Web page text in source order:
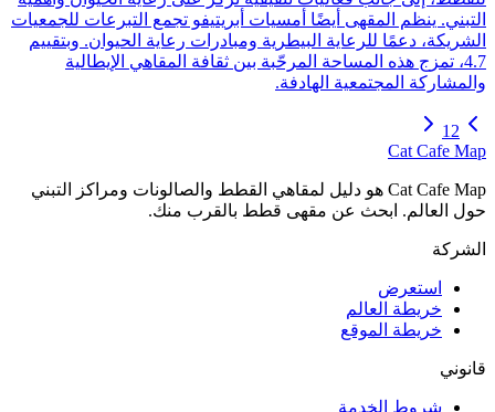
التبني. ينظم المقهى أيضًا أمسيات أبريتيفو تجمع التبرعات للجمعيات
الشريكة، دعمًا للرعاية البيطرية ومبادرات رعاية الحيوان. وبتقييم
4.7، تمزج هذه المساحة المرحّبة بين ثقافة المقاهي الإيطالية
والمشاركة المجتمعية الهادفة.
1 2
Cat Cafe Map
Cat Cafe Map هو دليل لمقاهي القطط والصالونات ومراكز التبني
حول العالم. ابحث عن مقهى قطط بالقرب منك.
الشركة
استعرض
خريطة العالم
خريطة الموقع
قانوني
شروط الخدمة